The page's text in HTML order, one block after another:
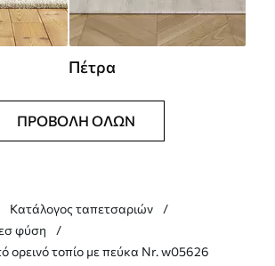
Πέτρα
ΠΡΟΒΟΛΉ ΌΛΩΝ
Κατάλογος ταπετσαριών
φύση
ορεινό τοπίο με πεύκα Nr. w05626